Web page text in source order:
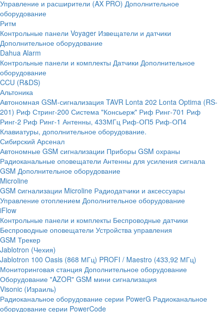
Управление и расширители (AX PRO) Дополнительное
оборудование
Ритм
Контрольные панели Voyager Извещатели и датчики
Дополнительное оборудование
Dahua Alarm
Контрольные панели и комплекты Датчики Дополнительное
оборудование
CCU (R&DS)
Альтоника
Автономная GSM-сигнализация TAVR Lonta 202 Lonta Optima (RS-
201) Риф Стринг-200 Система "Консьерж" Риф Ринг-701 Риф
Ринг-2 Риф Ринг-1 Антенны, 433МГц Риф-ОП5 Риф-ОП4
Клавиатуры, дополнительное оборудование.
Сибирский Арсенал
Автономные GSM сигнализации Приборы GSM охраны
Радиоканальные оповещатели Антенны для усиления сигнала
GSM Дополнительное оборудование
Microline
GSM cигнализации Microline Радиодатчики и аксессуары
Управление отоплением Дополнительное оборудование
iFlow
Контрольные панели и комплекты Беспроводные датчики
Беспроводные оповещатели Устройства управления
GSM Трекер
Jablotron (Чехия)
Jablotron 100 Oasis (868 МГц) PROFI / Maestro (433,92 МГц)
Мониторинговая станция Дополнительное оборудование
Оборудование "AZOR" GSM мини сигнализация
Visonic (Израиль)
Радиоканальное оборудование серии PowerG Радиоканальное
оборудование серии PowerCode